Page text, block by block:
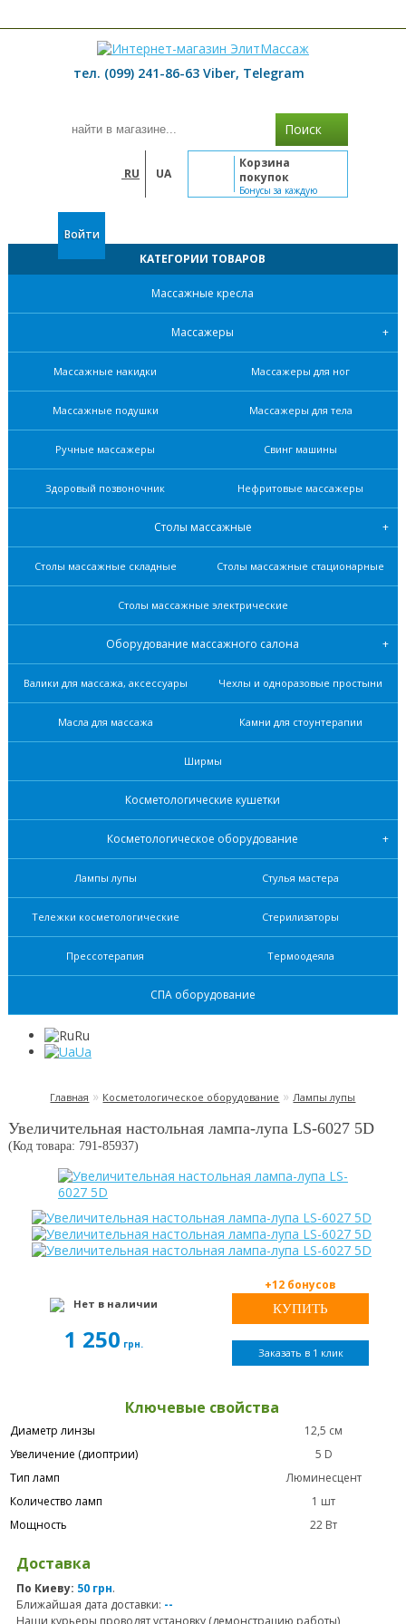
тел. (099) 241-86-63 Viber, Telegram
Поиск
RU UA
Корзина
покупок
Бонусы за каждую
покупку
Войти
КАТЕГОРИИ ТОВАРОВ
Массажные кресла
Массажеры
Массажные накидки Массажеры для ног
Массажные подушки Массажеры для тела
Ручные массажеры Свинг машины
Здоровый позвоночник Нефритовые масcажеры
Столы массажные
Столы массажные складные Столы массажные стационарные
Столы массажные электрические
Оборудование массажного салона
Валики для массажа, аксессуары Чехлы и одноразовые простыни
Масла для массажа Камни для стоунтерапии
Ширмы
Косметологические кушетки
Косметологическое оборудование
Лампы лупы Стулья мастера
Тележки косметологические Стерилизаторы
Прессотерапия Термоодеяла
СПА оборудование
Ru
Ua
Главная » Косметологическое оборудование »Лампы лупы
Увеличительная настольная лампа-лупа LS-6027 5D
(Код товара: 791-85937)
Нет в наличии
1 250 грн.
+12 бонусов
Заказать в 1 клик
Ключевые свойства
Диаметр линзы
12,5 см
Увеличение (диоптрии)
5 D
Тип ламп
Люминесцент
Количество ламп
1 шт
Мощность
22 Вт
Доставка
По Киеву: 50 грн.
Ближайшая дата доставки: --
Наши курьеры проводят установку (демонстрацию работы)